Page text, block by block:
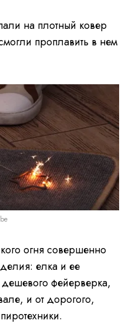
на плотный ковер
проплавить в нем
огня совершенно
елка и ее
фейерверка,
и от дорогого,